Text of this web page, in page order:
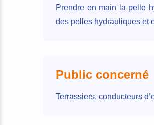
Prendre en main la pelle
des pelles hydrauliques et
Public concerné
Terrassiers, conducteurs